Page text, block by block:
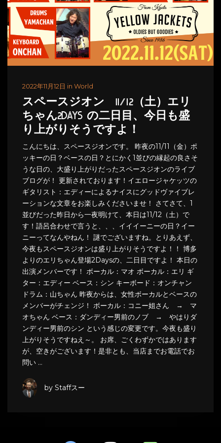
2022年11月12日 in World
スペースジオン 11/12（土）エリ
ちゃん2DAYS の二日目、今日も盛
り上がりそうですよ！
こんにちは、スペースジオンです。 昨夜の11/11（金）ポ
ッキーの日？ベースの日？とにかく1並びの縁起の良さそ
うな日の、大盛り上がりだったスペースジオンのライブ
ブログが！ 更新されております！イエロージャケッツの
ギタリスト：エディーによるナイスにグッドヴァイブレ
ーションな文章をお楽しみくださいませ！ さてさて、1
並びだった昨日から一夜明けて、本日は11/12（土）で
す！語呂合わせで言うと、、、イイイーニーの日？イー
ニーってなんやねん！ 謎でございますね。とりあえず、
今夜もスペースジオンは盛り上がりそうですよ！！ 博多
よりのエリちゃん登場2Daysの、二日目ですよ！ 本日の
出演メンバーです！ ボーカル：マオ ボーカル：エリ ギ
ター：エディー ベース：シン キーボード：オンチャン
ドラム：山ちゃん 昨夜からは、女性ボーカルとベースの
メンバーがチェンジ！ ボーカル：コニー姐さん → マ
オちゃん ベース：ダンディー男前のノブ → やはりダ
ンディー男前のシン という感じの変更です。今夜も盛り
上がりそうですねえ～。 お席、ごくわずかではあります
が、空きがございます！是非とも、当店までお電話でお
問い …
by Staffスー